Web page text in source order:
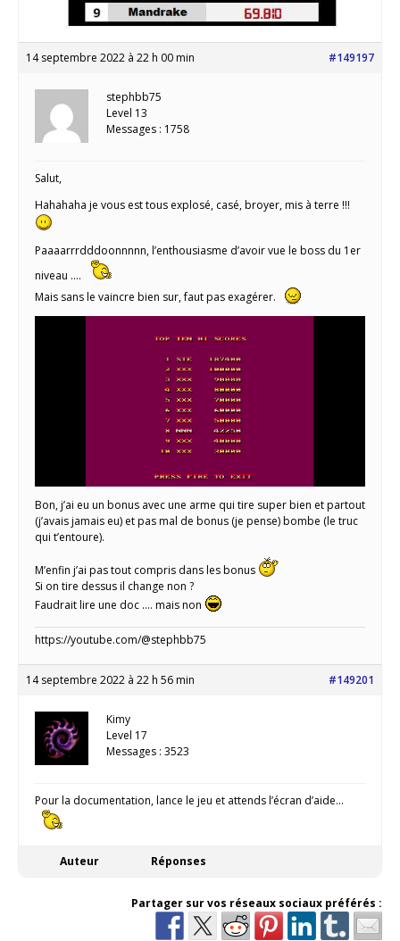
14 septembre 2022 à 22 h 00 min #149197
stephbb75
Level 13
Messages : 1758
Salut,
Hahahaha je vous est tous explosé, casé, broyer, mis à terre !!!
Paaaarrrdddoonnnnn, l’enthousiasme d’avoir vue le boss du 1er
niveau ….
Mais sans le vaincre bien sur, faut pas exagérer.
Bon, j’ai eu un bonus avec une arme qui tire super bien et partout
(j’avais jamais eu) et pas mal de bonus (je pense) bombe (le truc
qui t’entoure).
M’enfin j’ai pas tout compris dans les bonus
Si on tire dessus il change non ?
Faudrait lire une doc …. mais non
https://youtube.com/@stephbb75
14 septembre 2022 à 22 h 56 min #149201
Kimy
Level 17
Messages : 3523
Pour la documentation, lance le jeu et attends l’écran d’aide…
Auteur Réponses
Partager sur vos réseaux sociaux préférés :